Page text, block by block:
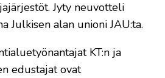
Jyty neuvotteli
Julkisen alan unioni JAU:ta.
KT:n ja
edustajat ovat